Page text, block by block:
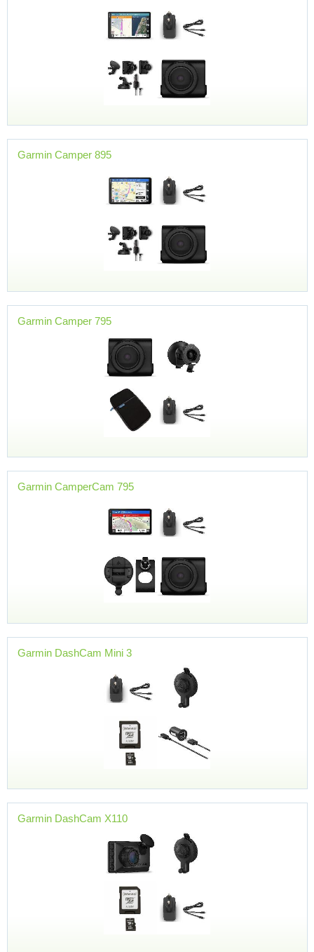
Garmin Camper 895
Garmin Camper 795
Garmin CamperCam 795
Garmin DashCam Mini 3
Garmin DashCam X110